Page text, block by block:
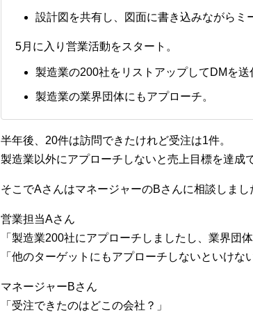
設計図を共有し、図面に書き込みながらミ
5月に入り営業活動をスタート。
製造業の200社をリストアップしてDMを送
製造業の業界団体にもアプローチ。
半年後、20件は訪問できたけれど受注は1件。
製造業以外にアプローチしないと売上目標を達成
そこでAさんはマネージャーのBさんに相談しまし
営業担当Aさん
「製造業200社にアプローチしましたし、業界団
「他のターゲットにもアプローチしないといけな
マネージャーBさん
「受注できたのはどこの会社？」